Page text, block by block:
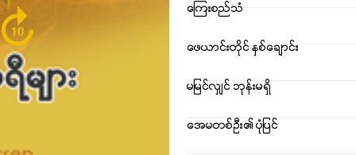
ေၾကးစည္သံ
ဖေယာင္းတိုင္ ႏွစ္ေခ်ာင္း
မျမင္လွ်င္ ဘုန္းမရွိ
အေမတစ္ဦး၏ ပံုျပင္